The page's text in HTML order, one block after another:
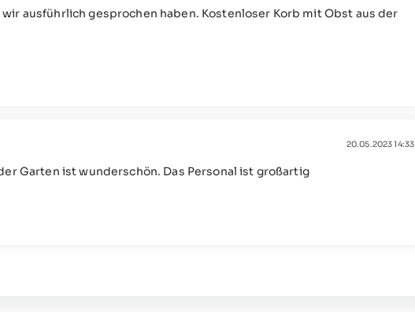
ausführlich gesprochen haben. Kostenloser Korb mit Obst aus der
20.05.2023 14:33
Garten ist wunderschön. Das Personal ist großartig